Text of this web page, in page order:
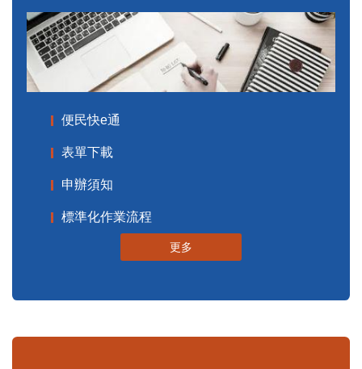
便民快e通
表單下載
申辦須知
標準化作業流程
更多